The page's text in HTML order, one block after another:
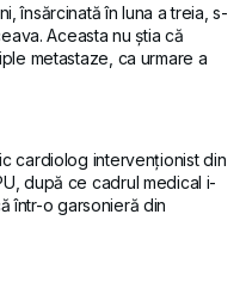
însărcinată în luna a treia, s-
Aceasta nu știa că
metastaze, ca urmare a
cardiolog intervenționist din
după ce cadrul medical i-
într-o garsonieră din